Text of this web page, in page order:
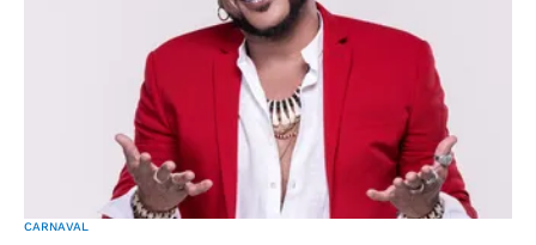
CARNAVAL